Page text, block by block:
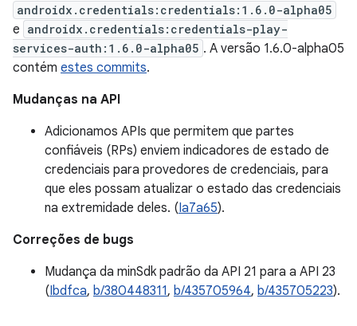
androidx.credentials:credentials:1.6.0-alpha05
e androidx.credentials:credentials-play-
services-auth:1.6.0-alpha05 . A versão 1.6.0-alpha05
contém estes commits.
Mudanças na API
Adicionamos APIs que permitem que partes
confiáveis (RPs) enviem indicadores de estado de
credenciais para provedores de credenciais, para
que eles possam atualizar o estado das credenciais
na extremidade deles. (Ia7a65).
Correções de bugs
Mudança da minSdk padrão da API 21 para a API 23
(Ibdfca, b/380448311, b/435705964, b/435705223).